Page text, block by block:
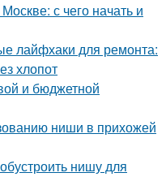
с чего начать и
для ремонта:
хлопот
и бюджетной
ниши в прихожей
нишу для